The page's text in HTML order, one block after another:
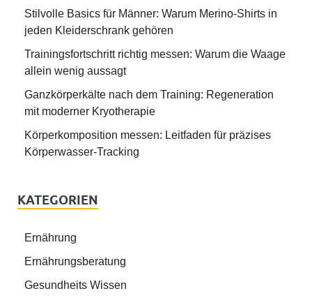
Stilvolle Basics für Männer: Warum Merino-Shirts in
jeden Kleiderschrank gehören
Trainingsfortschritt richtig messen: Warum die Waage
allein wenig aussagt
Ganzkörperkälte nach dem Training: Regeneration
mit moderner Kryotherapie
Körperkomposition messen: Leitfaden für präzises
Körperwasser-Tracking
KATEGORIEN
Ernährung
Ernährungsberatung
Gesundheits Wissen